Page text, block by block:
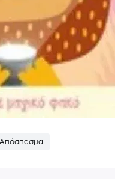
Απόσπασμα